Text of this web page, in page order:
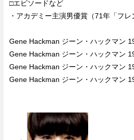
□エピソードなど
・アカデミー主演男優賞（71年「フレ
Gene Hackman ジーン・ハックマン
Gene Hackman ジーン・ハックマン
Gene Hackman ジーン・ハックマン
Gene Hackman ジーン・ハックマン